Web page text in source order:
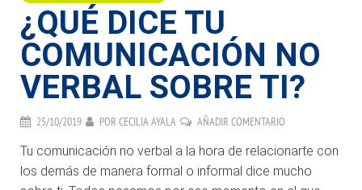
¿QUÉ DICE TU
COMUNICACIÓN NO
VERBAL SOBRE TI?
25/10/2019 POR CECILIA AYALA AÑADIR COMENTARIO
Tu comunicación no verbal a la hora de relacionarte con
los demás de manera formal o informal dice mucho